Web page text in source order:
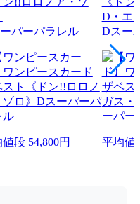
パーパラレル
値段54,800円
D・エ
Dスー
平均値